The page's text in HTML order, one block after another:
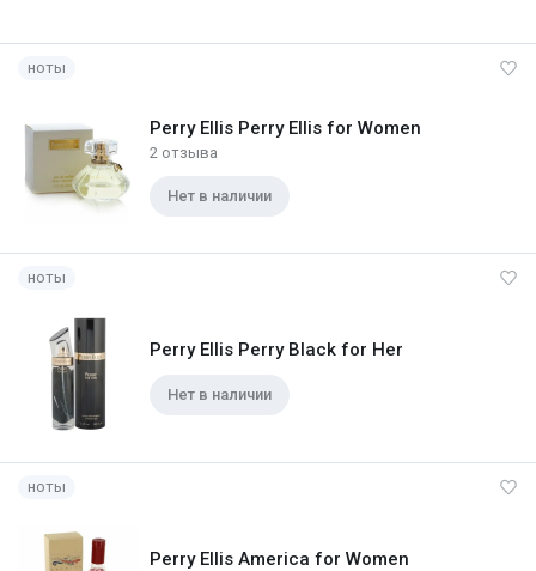
ноты
Perry Ellis Perry Ellis for Women
2 отзыва
Нет в наличии
ноты
Perry Ellis Perry Black for Her
Нет в наличии
ноты
Perry Ellis America for Women